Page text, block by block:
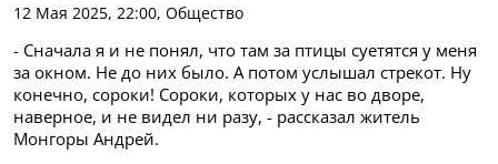
12 Мая 2025, 22:00, Общество
- Сначала я и не понял, что там за птицы суетятся у меня
за окном. Не до них было. А потом услышал стрекот. Ну
конечно, сороки! Сороки, которых у нас во дворе,
наверное, и не видел ни разу, - рассказал житель
Монгоры Андрей.